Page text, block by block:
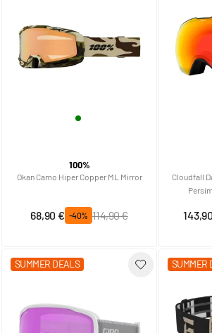
100%
Okan Camo Hiper Copper ML Mirror
Prix spécial
68,90 € -40%
Prix normal
114,90 €
Cloudfall
Prix
SUMMER DEALS SUMMER